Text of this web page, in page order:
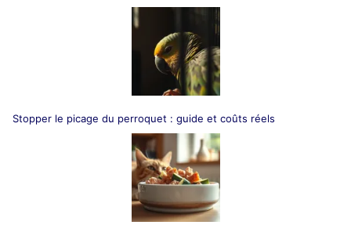
Stopper le picage du perroquet : guide et coûts réels